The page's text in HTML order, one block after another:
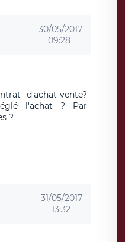
30/05/2017
09:28
d'achat-vente?
l'achat ? Par
?
31/05/2017
13:32